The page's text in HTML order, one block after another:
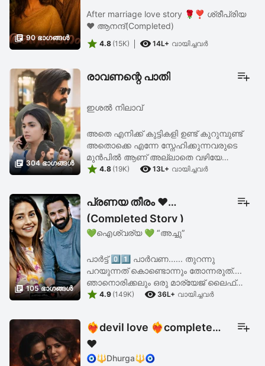
 90 ഭാഗങ്ങള്‍
After marriage love story 🌹❣️ ശ്രീപ്രിയ
❤️ ആനന്ദ്(Completed)
 4.8 (15K)  14L+ വായിച്ചവര്‍
 304 ഭാഗങ്ങള്‍
രാവണന്റെ പാതി
ഇശൽ നിലാവ്
അതെ എനിക്ക് കുട്ടികളി ഉണ്ട് കുറുമ്പുണ്ട്
അതൊക്കെ എന്നേ സ്നേഹിക്കുന്നവരുടെ
മുൻപിൽ ആണ് അല്ലാതെ വഴിയേ
പോകുന്നവരുടെ മുൻപിൽ അല്ല എന്റെ
 4.8 (19K)  13L+ വായിച്ചവര്‍
 105 ഭാഗങ്ങള്‍
പ്രണയ തീരം ❤️
(Completed Story )
💚ഐശ്വര്യ 💚 “അച്ചു”
പാർട്ട്‌ 0️⃣1️⃣ പാർവണ...... തുറന്നു
പറയുന്നത് കൊണ്ടൊന്നും തോന്നരുത്....
ഞാനൊരിക്കലും ഒരു മാര്യേജ് ലൈഫ്
ആഗ്രഹിക്കുന്നില്ല.... അതിനെ കുറിച്ച്
 4.9 (149K)  36L+ വായിച്ചവര്‍
❤️‍🔥devil love ❤️‍🔥completed
❤️
🧿🔱Dhurga🔱🧿